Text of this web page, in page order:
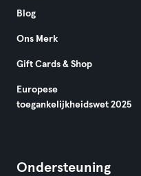
Blog
Ons Merk
Gift Cards & Shop
Europese
toegankelijkheidswet 2025
Ondersteuning